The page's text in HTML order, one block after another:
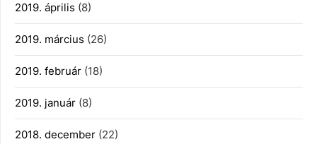
2019. április (8)
2019. március (26)
2019. február (18)
2019. január (8)
2018. december (22)